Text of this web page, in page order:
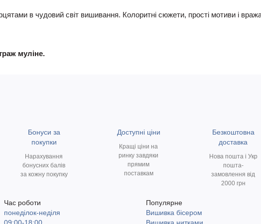
в чудовий світ вишивання. Колоритні сюжети, прості мотиви і
муліне.
Бонуси за
покупки
Нарахування
бонусних балів
за кожну покупку
Доступні ціни
Кращі ціни на
ринку завдяки
прямим
поставкам
Безкоштовна
доставка
Нова пошта і Укр
пошта-
замовлення від
2000 грн
Час роботи
понеділок-неділя
Популярне
Вишивка бісером